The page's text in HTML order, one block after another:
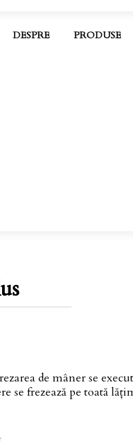
DESPRE PRODUSE
de mâner se
se frezează pe toată